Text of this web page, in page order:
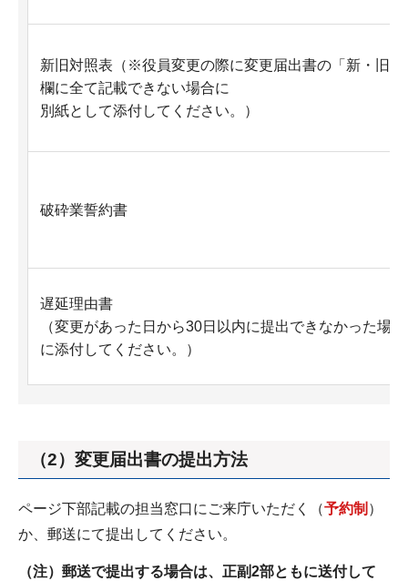
新旧対照表（※役員変更の際に変更届出書の「新・旧」
欄に全て記載できない場合に
別紙として添付してください。）
破砕業誓約書
遅延理由書
（変更があった日から30日以内に提出できなかった場合
に添付してください。）
（2）変更届出書の提出方法
ページ下部記載の担当窓口にご来庁いただく（予約制 ）
か、郵送にて提出してください。
（注）郵送で提出する場合は、正副2部ともに送付して